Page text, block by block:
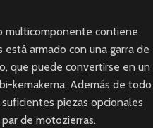
multicomponente contiene
armado con una garra de
que puede convertirse en un
kemakema. Además de todo
piezas opcionales
de motozierras.